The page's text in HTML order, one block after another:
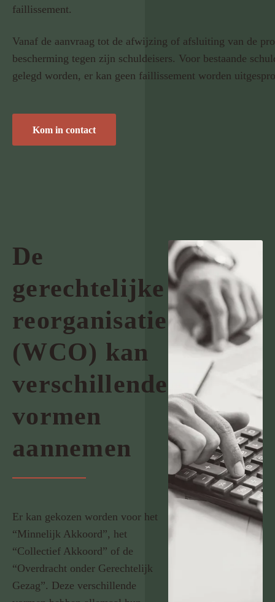
faillissement.
Vanaf de aanvraag tot de afwijzing of afsluiting van de
bescherming tegen zijn schuldeisers. Voor bestaande
gelegd worden, er kan geen faillissement worden
Kom in contact
De
gerechtelijke
reorganisatie
(WCO) kan
verschillende
vormen
aannemen
Er kan gekozen worden voor het
“Minnelijk Akkoord”, het
“Collectief Akkoord” of de
“Overdracht onder Gerechtelijk
Gezag”. Deze verschillende